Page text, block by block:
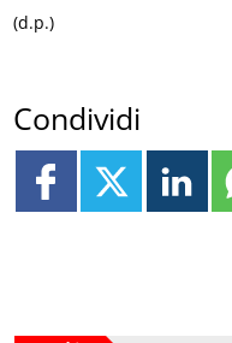
(d.p.)
Condividi